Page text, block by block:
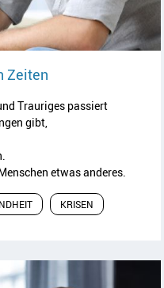
Zeiten
Trauriges passiert
gibt,
etwas anderes.
KRISEN